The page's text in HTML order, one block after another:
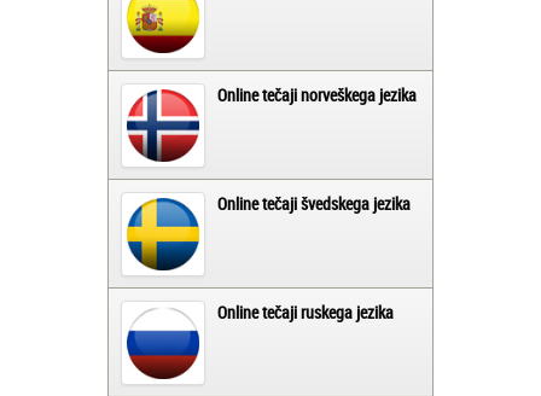
Online tečaji norveškega jezika
Online tečaji švedskega jezika
Online tečaji ruskega jezika